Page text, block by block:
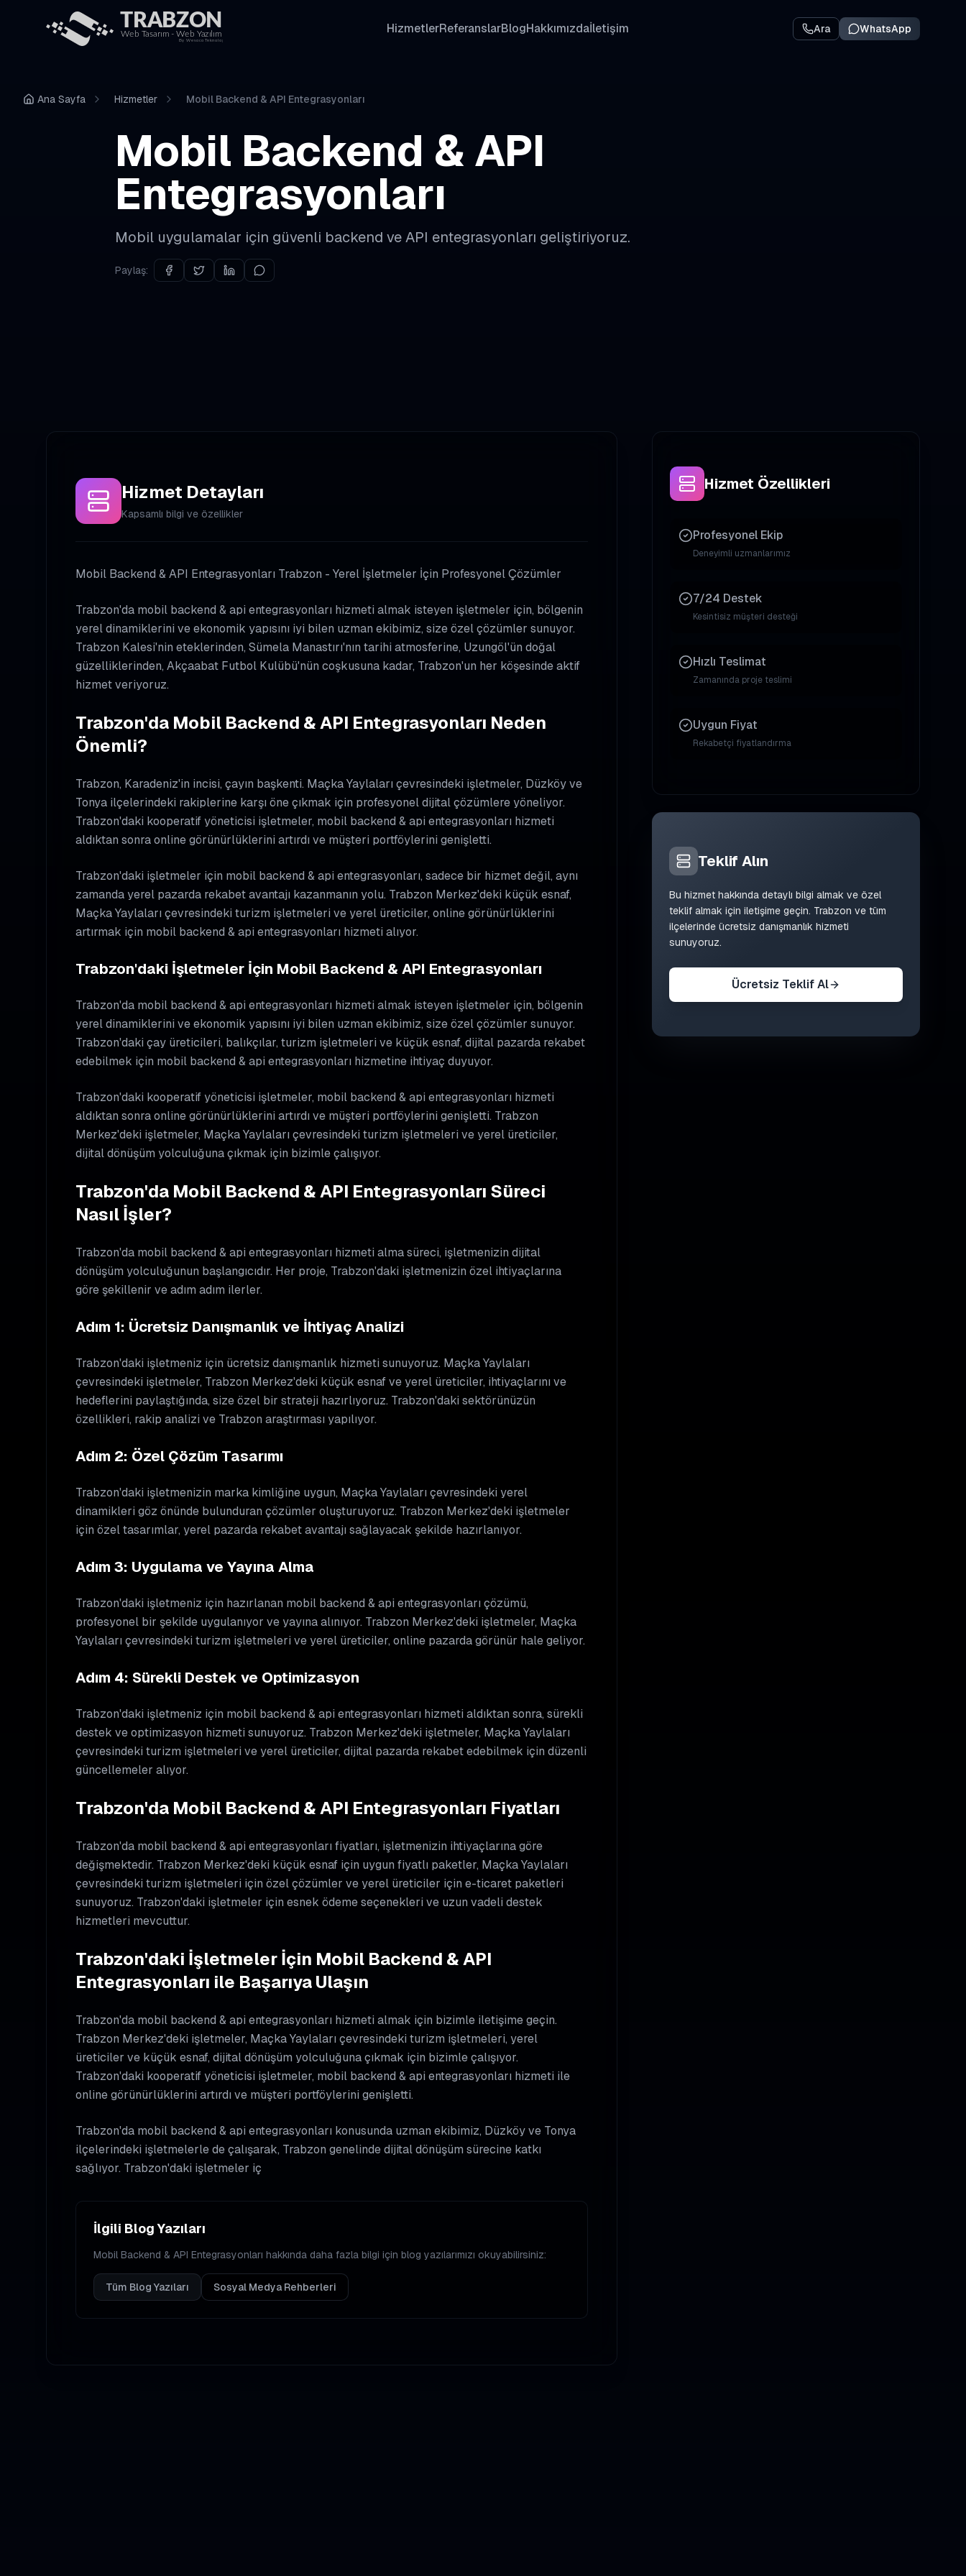
HizmetlerReferanslarBlogHakkımızdaİletişim Ara WhatsApp
Ana Sayfa Hizmetler Mobil Backend & API Entegrasyonları
Mobil Backend & API
Entegrasyonları
Mobil uygulamalar için güvenli backend ve API entegrasyonları geliştiriyoruz.
Paylaş:
Hizmet Detayları
Kapsamlı bilgi ve özellikler
Mobil Backend & API Entegrasyonları Trabzon - Yerel İşletmeler İçin Profesyonel Çözümler
Trabzon'da mobil backend & api entegrasyonları hizmeti almak isteyen işletmeler için, bölgenin
yerel dinamiklerini ve ekonomik yapısını iyi bilen uzman ekibimiz, size özel çözümler sunuyor.
Trabzon Kalesi'nin eteklerinden, Sümela Manastırı'nın tarihi atmosferine, Uzungöl'ün doğal
güzelliklerinden, Akçaabat Futbol Kulübü'nün coşkusuna kadar, Trabzon'un her köşesinde aktif
hizmet veriyoruz.
Trabzon'da Mobil Backend & API Entegrasyonları Neden
Önemli?
Trabzon, Karadeniz'in incisi, çayın başkenti. Maçka Yaylaları çevresindeki işletmeler, Düzköy ve
Tonya ilçelerindeki rakiplerine karşı öne çıkmak için profesyonel dijital çözümlere yöneliyor.
Trabzon'daki kooperatif yöneticisi işletmeler, mobil backend & api entegrasyonları hizmeti
aldıktan sonra online görünürlüklerini artırdı ve müşteri portföylerini genişletti.
Trabzon'daki işletmeler için mobil backend & api entegrasyonları, sadece bir hizmet değil, aynı
zamanda yerel pazarda rekabet avantajı kazanmanın yolu. Trabzon Merkez'deki küçük esnaf,
Maçka Yaylaları çevresindeki turizm işletmeleri ve yerel üreticiler, online görünürlüklerini
artırmak için mobil backend & api entegrasyonları hizmeti alıyor.
Trabzon'daki İşletmeler İçin Mobil Backend & API Entegrasyonları
Trabzon'da mobil backend & api entegrasyonları hizmeti almak isteyen işletmeler için, bölgenin
yerel dinamiklerini ve ekonomik yapısını iyi bilen uzman ekibimiz, size özel çözümler sunuyor.
Trabzon'daki çay üreticileri, balıkçılar, turizm işletmeleri ve küçük esnaf, dijital pazarda rekabet
edebilmek için mobil backend & api entegrasyonları hizmetine ihtiyaç duyuyor.
Trabzon'daki kooperatif yöneticisi işletmeler, mobil backend & api entegrasyonları hizmeti
aldıktan sonra online görünürlüklerini artırdı ve müşteri portföylerini genişletti. Trabzon
Merkez'deki işletmeler, Maçka Yaylaları çevresindeki turizm işletmeleri ve yerel üreticiler,
dijital dönüşüm yolculuğuna çıkmak için bizimle çalışıyor.
Trabzon'da Mobil Backend & API Entegrasyonları Süreci
Nasıl İşler?
Trabzon'da mobil backend & api entegrasyonları hizmeti alma süreci, işletmenizin dijital
dönüşüm yolculuğunun başlangıcıdır. Her proje, Trabzon'daki işletmenizin özel ihtiyaçlarına
göre şekillenir ve adım adım ilerler.
Adım 1: Ücretsiz Danışmanlık ve İhtiyaç Analizi
Trabzon'daki işletmeniz için ücretsiz danışmanlık hizmeti sunuyoruz. Maçka Yaylaları
çevresindeki işletmeler, Trabzon Merkez'deki küçük esnaf ve yerel üreticiler, ihtiyaçlarını ve
hedeflerini paylaştığında, size özel bir strateji hazırlıyoruz. Trabzon'daki sektörünüzün
özellikleri, rakip analizi ve Trabzon araştırması yapılıyor.
Adım 2: Özel Çözüm Tasarımı
Trabzon'daki işletmenizin marka kimliğine uygun, Maçka Yaylaları çevresindeki yerel
dinamikleri göz önünde bulunduran çözümler oluşturuyoruz. Trabzon Merkez'deki işletmeler
için özel tasarımlar, yerel pazarda rekabet avantajı sağlayacak şekilde hazırlanıyor.
Adım 3: Uygulama ve Yayına Alma
Trabzon'daki işletmeniz için hazırlanan mobil backend & api entegrasyonları çözümü,
profesyonel bir şekilde uygulanıyor ve yayına alınıyor. Trabzon Merkez'deki işletmeler, Maçka
Yaylaları çevresindeki turizm işletmeleri ve yerel üreticiler, online pazarda görünür hale geliyor.
Adım 4: Sürekli Destek ve Optimizasyon
Trabzon'daki işletmeniz için mobil backend & api entegrasyonları hizmeti aldıktan sonra, sürekli
destek ve optimizasyon hizmeti sunuyoruz. Trabzon Merkez'deki işletmeler, Maçka Yaylaları
çevresindeki turizm işletmeleri ve yerel üreticiler, dijital pazarda rekabet edebilmek için düzenli
güncellemeler alıyor.
Trabzon'da Mobil Backend & API Entegrasyonları Fiyatları
Trabzon'da mobil backend & api entegrasyonları fiyatları, işletmenizin ihtiyaçlarına göre
değişmektedir. Trabzon Merkez'deki küçük esnaf için uygun fiyatlı paketler, Maçka Yaylaları
çevresindeki turizm işletmeleri için özel çözümler ve yerel üreticiler için e-ticaret paketleri
sunuyoruz. Trabzon'daki işletmeler için esnek ödeme seçenekleri ve uzun vadeli destek
hizmetleri mevcuttur.
Trabzon'daki İşletmeler İçin Mobil Backend & API
Entegrasyonları ile Başarıya Ulaşın
Trabzon'da mobil backend & api entegrasyonları hizmeti almak için bizimle iletişime geçin.
Trabzon Merkez'deki işletmeler, Maçka Yaylaları çevresindeki turizm işletmeleri, yerel
üreticiler ve küçük esnaf, dijital dönüşüm yolculuğuna çıkmak için bizimle çalışıyor.
Trabzon'daki kooperatif yöneticisi işletmeler, mobil backend & api entegrasyonları hizmeti ile
online görünürlüklerini artırdı ve müşteri portföylerini genişletti.
Trabzon'da mobil backend & api entegrasyonları konusunda uzman ekibimiz, Düzköy ve Tonya
ilçelerindeki işletmelerle de çalışarak, Trabzon genelinde dijital dönüşüm sürecine katkı
sağlıyor. Trabzon'daki işletmeler iç
İlgili Blog Yazıları
Mobil Backend & API Entegrasyonları hakkında daha fazla bilgi için blog yazılarımızı okuyabilirsiniz:
Tüm Blog Yazıları Sosyal Medya Rehberleri
Hizmet Özellikleri
Profesyonel Ekip
Deneyimli uzmanlarımız
7/24 Destek
Kesintisiz müşteri desteği
Hızlı Teslimat
Zamanında proje teslimi
Uygun Fiyat
Rekabetçi fiyatlandırma
Teklif Alın
Bu hizmet hakkında detaylı bilgi almak ve özel
teklif almak için iletişime geçin. Trabzon ve tüm
ilçelerinde ücretsiz danışmanlık hizmeti
sunuyoruz.
Ücretsiz Teklif Al